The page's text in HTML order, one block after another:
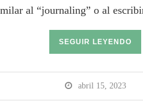
al “journaling” o al
SEGUIR LEYENDO
abril 15, 2023